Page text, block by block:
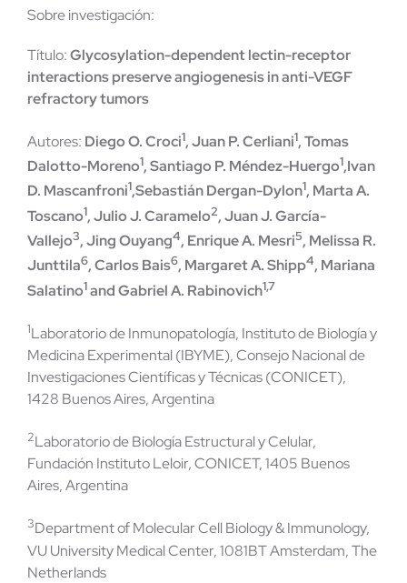
Sobre investigación:
Título:Glycosylation-dependent lectin-receptor
interactions preserve angiogenesis in anti-VEGF
refractory tumors
Autores: Diego O. Croci1, Juan P. Cerliani1, Tomas
Dalotto-Moreno1, Santiago P. Méndez-Huergo1,Ivan
D. Mascanfroni1,Sebastián Dergan-Dylon1, Marta A.
Toscano1, Julio J. Caramelo2, Juan J. García-
Vallejo3, Jing Ouyang4, Enrique A. Mesri5, Melissa R.
Junttila6, Carlos Bais6, Margaret A. Shipp4, Mariana
Salatino1and Gabriel A. Rabinovich1,7
1Laboratorio de Inmunopatología, Instituto de Biología y
Medicina Experimental (IBYME), Consejo Nacional de
Investigaciones Científicas y Técnicas (CONICET),
1428 Buenos Aires, Argentina
2Laboratorio de Biología Estructural y Celular,
Fundación Instituto Leloir, CONICET, 1405 Buenos
Aires, Argentina
3Department of Molecular Cell Biology & Immunology,
VU University Medical Center, 1081BT Amsterdam, The
Netherlands